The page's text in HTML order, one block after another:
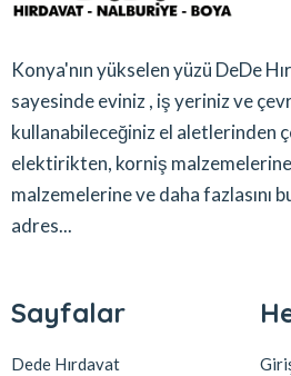
Konya'nın yükselen yüzü DeDe
sayesinde eviniz , iş yeriniz ve
kullanabileceğiniz el aletlerinden
elektirikten, korniş
malzemelerine ve daha fazlasını
adres...
Sayfalar
Dede Hırdavat